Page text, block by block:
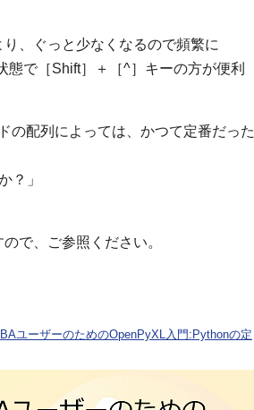
、ぐっと少なくなるので頻繁に
態で［Shift］＋［^］キーの方が便利
の配列によっては、かつて定番だった
？」
で、ご参照ください。
ユーザーのためのOpenPyXL入門:Pythonの定